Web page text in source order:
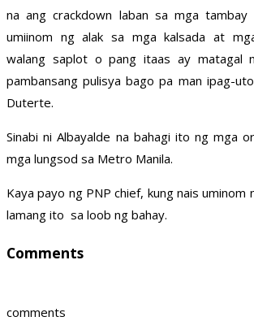
na ang crackdown laban sa mga tambay
umiinom ng alak sa mga kalsada at
walang saplot o pang itaas ay matagal
pambansang pulisya bago pa man ipag-
Duterte.
Sinabi ni Albayalde na bahagi ito ng mga
mga lungsod sa Metro Manila.
Kaya payo ng PNP chief, kung nais uminom
lamang ito sa loob ng bahay.
Comments
comments